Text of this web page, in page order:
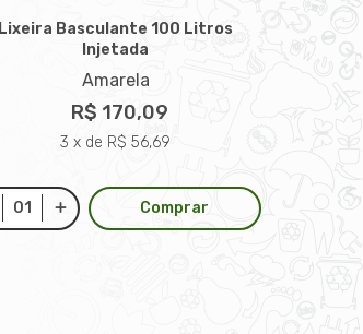
Lixeira Basculante 100 Litros
Injetada
Amarela
R$ 170,09
3 x de R$ 56,69
Comprar